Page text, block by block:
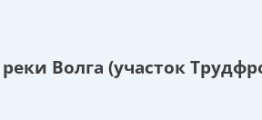
Волга (участок